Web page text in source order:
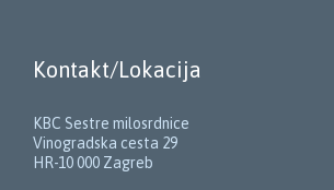
Kontakt/Lokacija
KBC Sestre milosrdnice
Vinogradska cesta 29
HR-10 000 Zagreb